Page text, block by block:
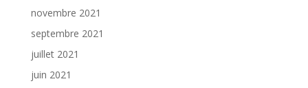
novembre 2021
septembre 2021
juillet 2021
juin 2021